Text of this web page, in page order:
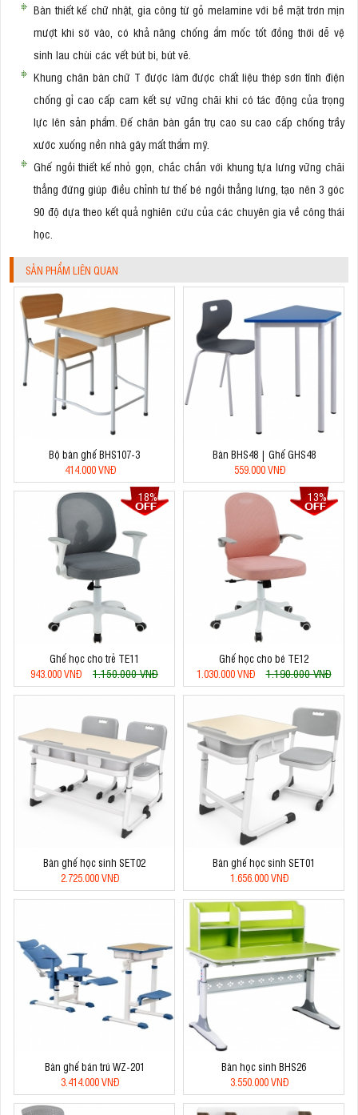
Bàn thiết kế chữ nhật, gia công từ gỗ melamine với bề mặt trơn mịn
mượt khi sờ vào, có khả năng chống ẩm mốc tốt đồng thời dễ vệ
sinh lau chùi các vết bút bi, bút vẽ.
Khung chân bàn chữ T được làm được chất liệu thép sơn tĩnh điện
chống gỉ cao cấp cam kết sự vững chãi khi có tác động của trọng
lực lên sản phẩm. Đế chân bàn gắn trụ cao su cao cấp chống trầy
xước xuống nền nhà gây mất thẩm mỹ.
Ghế ngồi thiết kế nhỏ gọn, chắc chắn với khung tựa lưng vững chãi
thẳng đứng giúp điều chỉnh tư thế bé ngồi thẳng lưng, tạo nên 3 góc
90 độ dựa theo kết quả nghiên cứu của các chuyên gia về công thái
học.
SẢN PHẨM LIÊN QUAN
Bộ bàn ghế BHS107-3
414.000 VNĐ
Bàn BHS48 | Ghế GHS48
559.000 VNĐ
18%
Ghế học cho trẻ TE11
943.000 VNĐ
1.150.000 VNĐ
13%
Ghế học cho bé TE12
1.030.000 VNĐ
1.190.000 VNĐ
Bàn ghế học sinh SET02
2.725.000 VNĐ
Bàn ghế học sinh SET01
1.656.000 VNĐ
Bàn ghế bán trú WZ-201
3.414.000 VNĐ
Bàn học sinh BHS26
3.550.000 VNĐ